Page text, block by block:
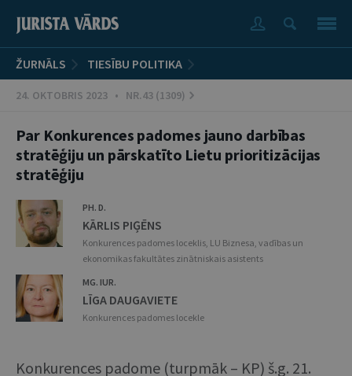
ŽURNĀLS TIESĪBU POLITIKA
24. OKTOBRIS 2023 • NR.43 (1309)
Par Konkurences padomes jauno darbības
stratēģiju un pārskatīto Lietu prioritizācijas
stratēģiju
PH. D.
KĀRLIS PIĢĒNS
Konkurences padomes loceklis, LU Biznesa, vadības un
ekonomikas fakultātes zinātniskais asistents
MG. IUR.
LĪGA DAUGAVIETE
Konkurences padomes locekle
Konkurences padome (turpmāk – KP) š.g. 21.